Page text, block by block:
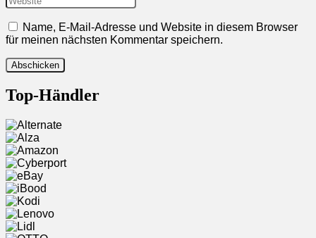
Name, E-Mail-Adresse und Website in diesem Browser
für meinen nächsten Kommentar speichern.
Top-Händler